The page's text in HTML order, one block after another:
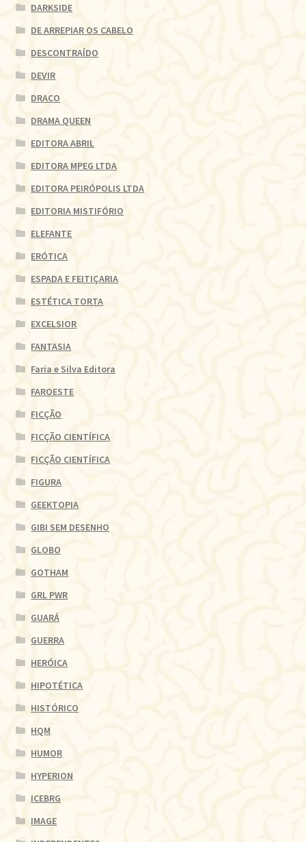
DARKSIDE
DE ARREPIAR OS CABELO
DESCONTRAÍDO
DEVIR
DRACO
DRAMA QUEEN
EDITORA ABRIL
EDITORA MPEG LTDA
EDITORA PEIRÓPOLIS LTDA
EDITORIA MISTIFÓRIO
ELEFANTE
ERÓTICA
ESPADA E FEITIÇARIA
ESTÉTICA TORTA
EXCELSIOR
FANTASIA
Faria e Silva Editora
FAROESTE
FICÇÃO
FICÇÃO CIENTÍFICA
FICÇÃO CIENTÍFICA
FIGURA
GEEKTOPIA
GIBI SEM DESENHO
GLOBO
GOTHAM
GRL PWR
GUARÁ
GUERRA
HERÓICA
HIPOTÉTICA
HISTÓRICO
HQM
HUMOR
HYPERION
ICEBRG
IMAGE